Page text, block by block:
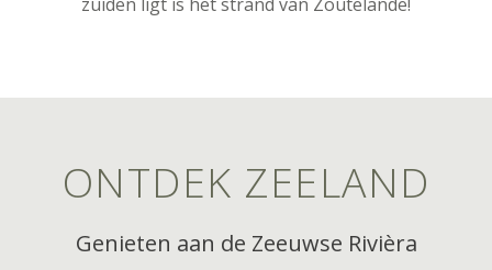
ONTDEK ZEELAND
Genieten aan de Zeeuwse Rivièra